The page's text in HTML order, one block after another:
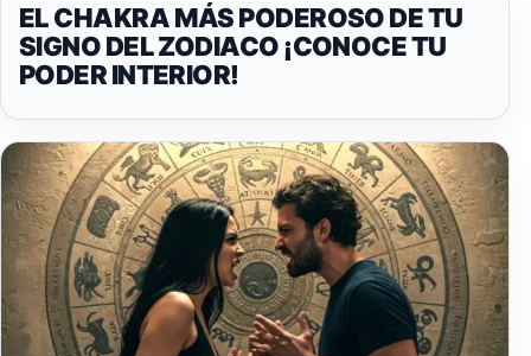
EL CHAKRA MÁS PODEROSO DE TU
SIGNO DEL ZODIACO ¡CONOCE TU
PODER INTERIOR!